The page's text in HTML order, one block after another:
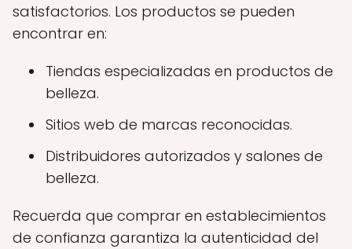
satisfactorios. Los productos se pueden
encontrar en:
Tiendas especializadas en productos de
belleza.
Sitios web de marcas reconocidas.
Distribuidores autorizados y salones de
belleza.
Recuerda que comprar en establecimientos
de confianza garantiza la autenticidad del